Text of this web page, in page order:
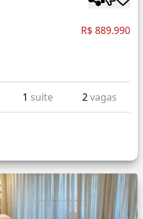
R$ 889.990
1 suíte 2vagas